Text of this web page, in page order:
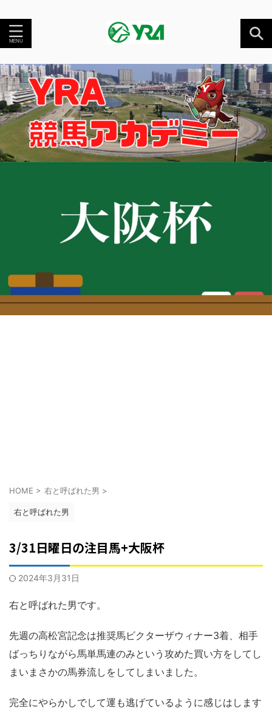
HOME > 右と呼ばれた男 >
右と呼ばれた男
3/31日曜日の注目馬+大阪杯
2024年3月31日
右と呼ばれた男です。
先週の高松宮記念は推奨馬ビクターザウィナー3着、相手
ばっちりながら馬単馬連のみという攻めた買い方をしてし
まいまさかの馬券流しをしてしまいました。
完全にやらかしでして運も逃げているように感じはします